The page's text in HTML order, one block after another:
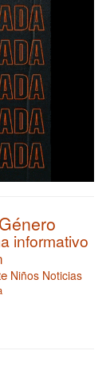
Género
informativo
Niños Noticias